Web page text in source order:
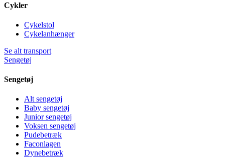
Cykler
Cykelstol
Cykelanhænger
Se alt transport
Sengetøj
Sengetøj
Alt sengetøj
Baby sengetøj
Junior sengetøj
Voksen sengetøj
Pudebetræk
Faconlagen
Dynebetræk